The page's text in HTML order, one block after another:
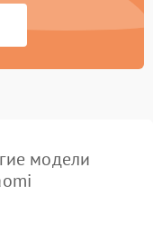
модели